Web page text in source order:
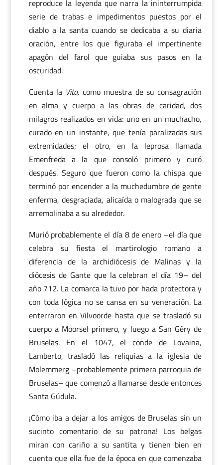
reproduce la leyenda que narra la ininterrumpida
serie de trabas e impedimentos puestos por el
diablo a la santa cuando se dedicaba a su diaria
oración, entre los que figuraba el impertinente
apagón del farol que guiaba sus pasos en la
oscuridad.
Cuenta la Vita, como muestra de su consagración
en alma y cuerpo a las obras de caridad, dos
milagros realizados en vida: uno en un muchacho,
curado en un instante, que tenía paralizadas sus
extremidades; el otro, en la leprosa llamada
Emenfreda a la que consoló primero y curó
después. Seguro que fueron como la chispa que
terminó por encender a la muchedumbre de gente
enferma, desgraciada, alicaída o malograda que se
arremolinaba a su alrededor.
Murió probablemente el día 8 de enero –el día que
celebra su fiesta el martirologio romano a
diferencia de la archidiócesis de Malinas y la
diócesis de Gante que la celebran el día 19– del
año 712. La comarca la tuvo por hada protectora y
con toda lógica no se cansa en su veneración. La
enterraron en Vilvoorde hasta que se trasladó su
cuerpo a Moorsel primero, y luego a San Géry de
Bruselas. En el 1047, el conde de Lovaina,
Lamberto, trasladó las reliquias a la iglesia de
Molemmerg –probablemente primera parroquia de
Bruselas– que comenzó a llamarse desde entonces
Santa Gúdula.
¡Cómo iba a dejar a los amigos de Bruselas sin un
sucinto comentario de su patrona! Los belgas
miran con cariño a su santita y tienen bien en
cuenta que ella fue de la época en que comenzaba